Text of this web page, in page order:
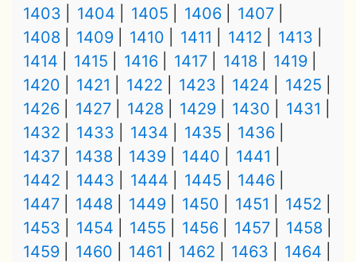
1403
1404 1405 1406
1407
1408
1409 1410 1411 1412
1413
1414
1415 1416 1417 1418
1419
1420
1421 1422 1423 1424
1425
1426
1427 1428 1429 1430
1431
1432
1433 1434 1435
1436
1437
1438 1439 1440
1441
1442
1443 1444 1445
1446
1447
1448 1449 1450 1451
1452
1453
1454 1455 1456 1457
1458
1459
1460 1461 1462 1463
1464